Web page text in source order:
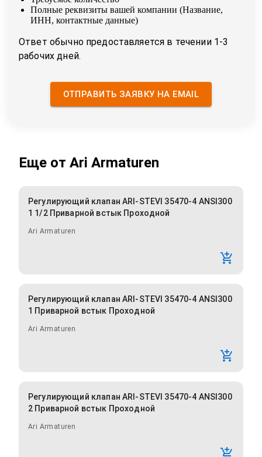
Полные реквизиты вашей компании (Название,
ИНН, контактные данные)
Ответ обычно предоставляется в течении 1-3
рабочих дней.
ОТПРАВИТЬ ЗАЯВКУ НА EMAIL
Еще от Ari Armaturen
Регулирующий клапан ARI-STEVI 35470-4 ANSI300
1 1/2 Приварной встык Проходной
Ari Armaturen
Регулирующий клапан ARI-STEVI 35470-4 ANSI300
1 Приварной встык Проходной
Ari Armaturen
Регулирующий клапан ARI-STEVI 35470-4 ANSI300
2 Приварной встык Проходной
Ari Armaturen